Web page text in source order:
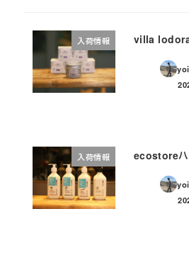
入荷情報 villa lodora
投
入荷情報 ecostoreハ
投